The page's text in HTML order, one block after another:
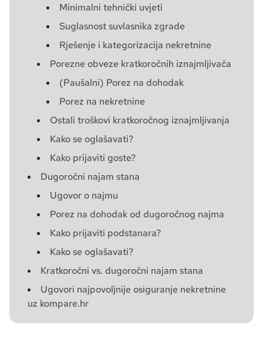
Minimalni tehnički uvjeti
Suglasnost suvlasnika zgrade
Rješenje i kategorizacija nekretnine
Porezne obveze kratkoročnih iznajmljivača
(Paušalni) Porez na dohodak
Porez na nekretnine
Ostali troškovi kratkoročnog iznajmljivanja
Kako se oglašavati?
Kako prijaviti goste?
Dugoročni najam stana
Ugovor o najmu
Porez na dohodak od dugoročnog najma
Kako prijaviti podstanara?
Kako se oglašavati?
Kratkoročni vs. dugoročni najam stana
Ugovori najpovoljnije osiguranje nekretnine
uz kompare.hr